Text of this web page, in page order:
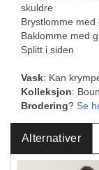
skuldre
Brystlomme
Baklomme med
Splitt i siden
Vask: Kan
Kolleksjon:
Brodering? Se
Alternativer